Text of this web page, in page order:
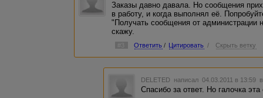
Заказы давно давала. Но сообщения
в работу, и когда выполнял её.
"Получать сообщения от администрации
скажу.
#3 Ответить / Цитировать / Скрыть ветку
DELETED написал 04.03.2011 в 13:59
Спасибо за ответ. Но галочка